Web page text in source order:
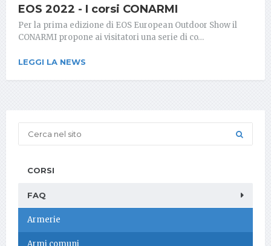
EOS 2022 - I corsi CONARMI
Per la prima edizione di EOS European Outdoor Show il
CONARMI propone ai visitatori una serie di co…
LEGGI LA NEWS
CORSI
FAQ
Armerie
Armi comuni